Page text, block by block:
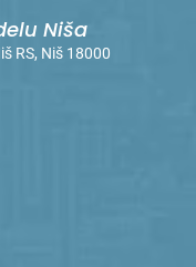
Niša
RS, Niš 18000